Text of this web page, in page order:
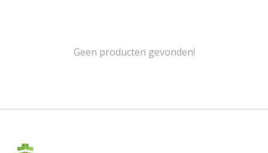
Geen producten gevonden!